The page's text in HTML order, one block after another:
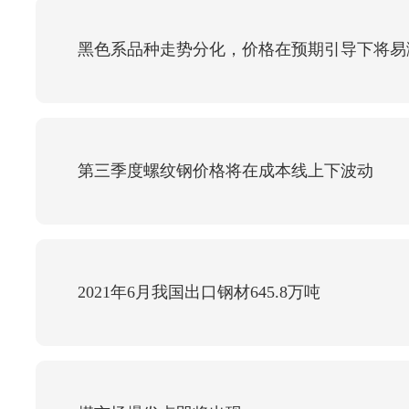
黑色系品种走势分化，价格在预期引导下将
第三季度螺纹钢价格将在成本线上下波动
2021年6月我国出口钢材645.8万吨